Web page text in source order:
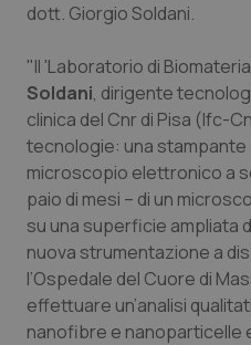
Friuli Venezia Giulia
Lazio
Liguria
Lombardia
Marche
Molise
Dermatite Atopica
Diabete &
Disturbi dell’umore
Dolore
Donna & Salute
Epatiti
dott. Giorgio Soldani.
"Il 'Laboratorio di
Soldani, dirigente
clinica del Cnr di Pisa (Ifc-
tecnologie: una stampante
microscopio elettronico a
paio di mesi – di un
su una superficie ampliata
nuova strumentazione a
l’Ospedale del Cuore di
effettuare un’analisi
nanofibre e nanoparticelle